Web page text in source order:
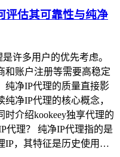
评估其可靠性与纯净
许多用户的优先考虑。
和账户注册等需要高稳定
纯净IP代理的质量直接影
净IP代理的核心概念，
介绍kookeey独享代理的
代理？ 纯净IP代理指的是
IP，其特征是历史使用…